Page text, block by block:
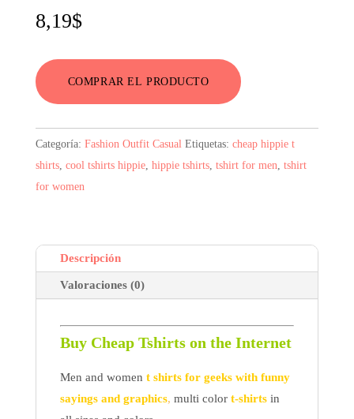
8,19$
COMPRAR EL PRODUCTO
Categoría: Fashion Outfit Casual Etiquetas: cheap hippie t
shirts, cool tshirts hippie, hippie tshirts, tshirt for men, tshirt
for women
Descripción
Valoraciones (0)
Buy Cheap Tshirts on the Internet
Men and women t shirts for geeks with funny
sayings and graphics, multi color t-shirtsin